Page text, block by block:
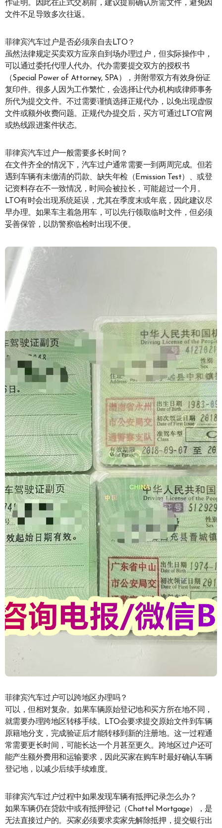
作证明。因此在正式交易前，建议提前确认所需文件，避免因
文件不足导致多次往返。
菲律宾汽车过户是否必须亲自去LTO？
虽然法律规定买卖双方应亲自到场办理过户，但实际操作中，
可以通过委托代理人代办。代办需要提交双方的授权书
（Special Power of Attorney, SPA），并附带双方有效身份证
复印件。很多人因为工作繁忙，会选择让代办机构或律师事务
所代为提交文件。不过需要谨慎选择正规代办，以免出现虚假
文件或额外收费问题。正规代办提交后，买方可通过LTO官网
或热线跟进案件状态。
菲律宾汽车过户一般需要多长时间？
在文件齐全的情况下，汽车过户通常需要一到两周完成。但若
遇到车辆有未缴清的罚款、缺失年检（Emission Test）、或登
记资料存在不一致情况，时间会被拉长，可能超过一个月。
LTO有时会出现系统延误，尤其在季度末或年底，因此建议尽
早办理。如果车主着急用车，可以先行领取临时文件，但必须
妥善保管，以防警察临检时出现不便。
菲律宾汽车过户可以跨地区办理吗？
可以，但相对复杂。如果车辆原始登记地和买方所在地不同，
就需要办理跨地区转移手续。LTO会要求提交原始文件到车辆
原籍地分支，完成验证后才能转移到新的注册地。这一过程通
常需要更长时间，可能长达一个月甚至更久。跨地区过户还可
能产生额外费用和运输要求，因此买家在购车时最好确认车辆
登记地，以减少后续手续难度。
菲律宾汽车过户过程中如果发现车辆有抵押记录怎么办？
如果车辆仍在贷款中或有抵押登记（Chattel Mortgage），是
无法直接过户的。买家必须要求卖家先解除抵押，提交银行出